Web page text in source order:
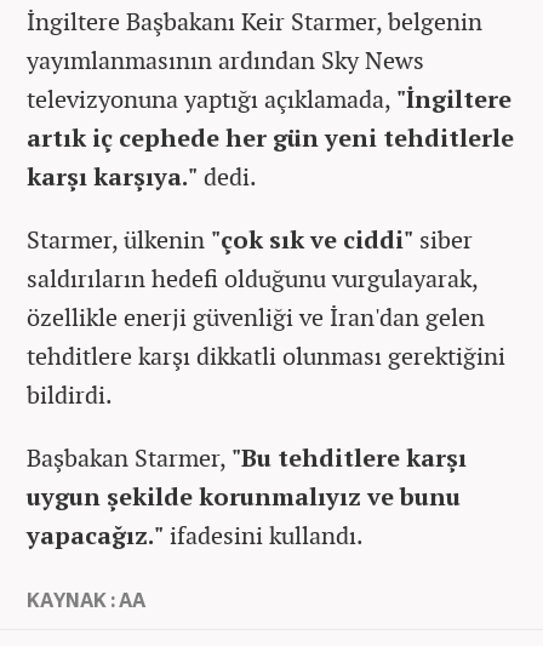
İngiltere Başbakanı Keir Starmer, belgenin
yayımlanmasının ardından Sky News
televizyonuna yaptığı açıklamada, "İngiltere
artık iç cephede her gün yeni tehditlerle
karşı karşıya." dedi.
Starmer, ülkenin "çok sık ve ciddi" siber
saldırıların hedefi olduğunu vurgulayarak,
özellikle enerji güvenliği ve İran'dan gelen
tehditlere karşı dikkatli olunması gerektiğini
bildirdi.
Başbakan Starmer, "Bu tehditlere karşı
uygun şekilde korunmalıyız ve bunu
yapacağız." ifadesini kullandı.
KAYNAK : AA